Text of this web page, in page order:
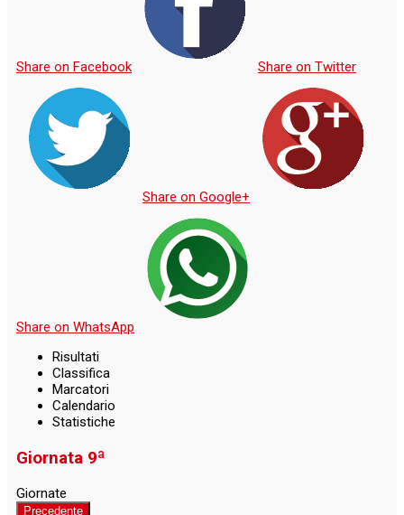
Share on Facebook Share on Twitter
Share on Google+
Share on WhatsApp
Risultati
Classifica
Marcatori
Calendario
Statistiche
Giornata 9ª
Giornate
Precedente